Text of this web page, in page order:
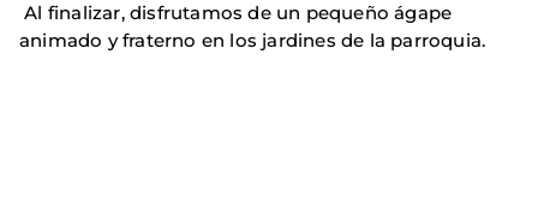
Al finalizar, disfrutamos de un pequeño ágape
animado y fraterno en los jardines de la parroquia.